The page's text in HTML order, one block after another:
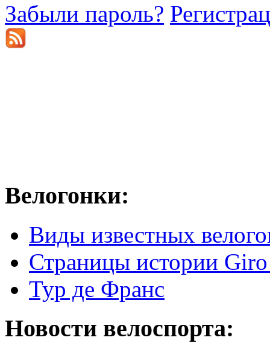
Забыли пароль?
Велогонки:
Виды известных
Страницы истории
Тур де Франс
Новости велоспорта: